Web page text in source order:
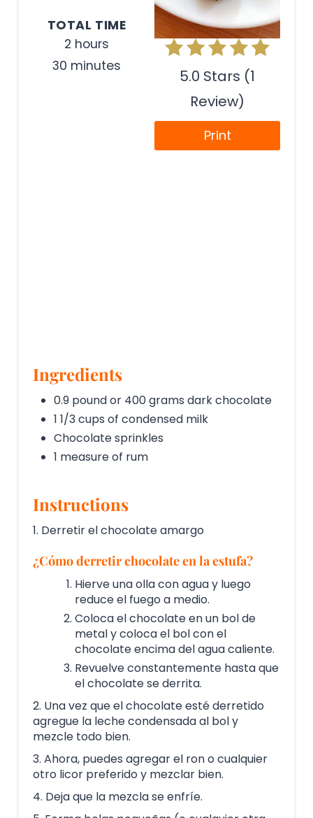
5.0 Stars (1
Review)
Print
TOTAL TIME
2 hours
30 minutes
Ingredients
0.9 pound or 400 grams dark chocolate
1 1/3 cups of condensed milk
Chocolate sprinkles
1 measure of rum
Instructions
1. Derretir el chocolate amargo
¿Cómo derretir chocolate en la estufa?
Hierve una olla con agua y luego
reduce el fuego a medio.
Coloca el chocolate en un bol de
metal y coloca el bol con el
chocolate encima del agua caliente.
Revuelve constantemente hasta que
el chocolate se derrita.
2. Una vez que el chocolate esté derretido
agregue la leche condensada al bol y
mezcle todo bien.
3. Ahora, puedes agregar el ron o cualquier
otro licor preferido y mezclar bien.
4. Deja que la mezcla se enfríe.